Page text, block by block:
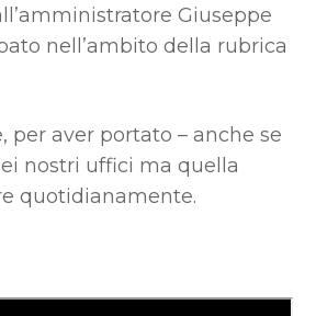
Giuseppe
nell’ambito della rubrica
aver portato – anche se
nostri uffici ma quella
quotidianamente.